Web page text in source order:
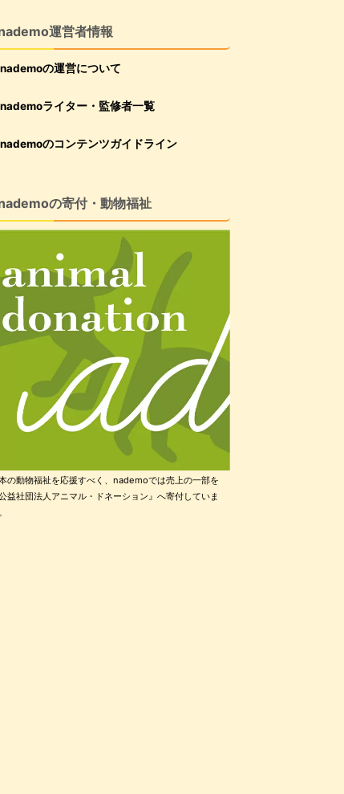
運営者情報
nademoの運営について
nademoライター・監修者一覧
nademoのコンテンツガイドライン
の寄付・動物福祉
の動物福祉を応援すべく、nademoでは売上の一部を
公益社団法人アニマル・ドネーション』へ寄付していま